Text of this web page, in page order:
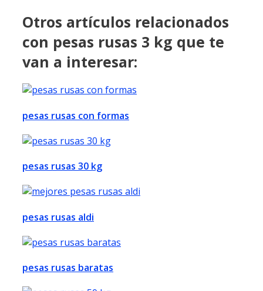
Otros artículos relacionados
con pesas rusas 3 kg que te
van a interesar:
pesas rusas con formas
pesas rusas 30 kg
pesas rusas aldi
pesas rusas baratas